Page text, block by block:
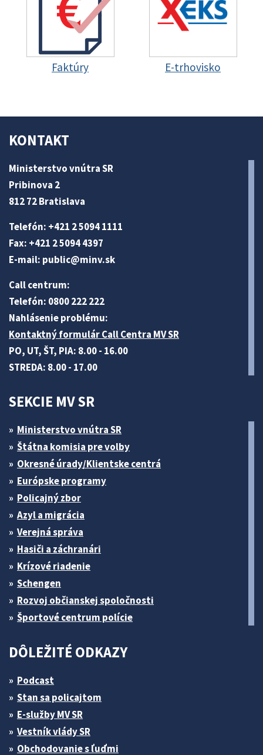
Faktúry E-trhovisko
KONTAKT
Ministerstvo vnútra SR
Pribinova 2
812 72 Bratislava
Telefón: +421 2 5094 1111
Fax: +421 2 5094 4397
E-mail: public@minv.sk
Call centrum:
Telefón: 0800 222 222
Nahlásenie problému:
Kontaktný formulár Call Centra MV SR
PO, UT, ŠT, PIA: 8.00 - 16.00
STREDA: 8.00 - 17.00
SEKCIE MV SR
Ministerstvo vnútra SR
Štátna komisia pre volby
Okresné úrady/Klientske centrá
Európske programy
Policajný zbor
Azyl a migrácia
Verejná správa
Hasiči a záchranári
Krízové riadenie
Schengen
Rozvoj občianskej spoločnosti
Športové centrum polície
DÔLEŽITÉ ODKAZY
Podcast
Stan sa policajtom
E-služby MV SR
Vestník vlády SR
Obchodovanie s ľuďmi